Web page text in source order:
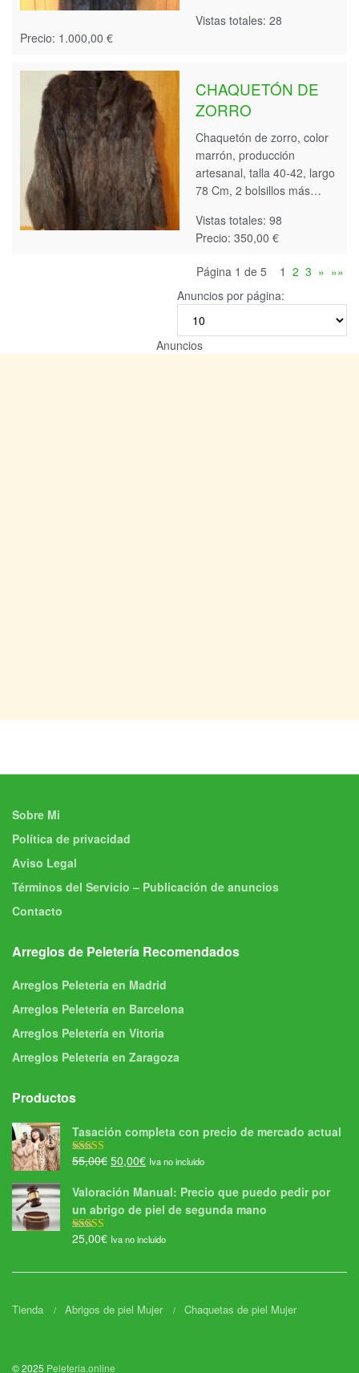
Vistas totales: 28
Precio: 1.000,00 €
CHAQUETÓN DE
ZORRO
Chaquetón de zorro, color
marrón, producción
artesanal, talla 40-42, largo
78 Cm, 2 bolsillos más…
Vistas totales: 98
Precio: 350,00 €
Página 1 de 5 1 2 3 » »»
Anuncios por página:
Anuncios
Sobre Mi
Política de privacidad
Aviso Legal
Términos del Servicio – Publicación de anuncios
Contacto
Arreglos de Peletería Recomendados
Arreglos Peletería en Madrid
Arreglos Peletería en Barcelona
Arreglos Peletería en Vitoria
Arreglos Peletería en Zaragoza
Productos
Tasación completa con precio de mercado actual
Valorado con
55,00€ El
original
era:
50,00€El
actual
es:
Iva no incluido
Valoración Manual: Precio que puedo pedir por
un abrigo de piel de segunda mano
Valorado con
25,00€ Iva no incluido
Tienda Abrigos de piel Mujer Chaquetas de piel Mujer
© 2025 Peleteria.online